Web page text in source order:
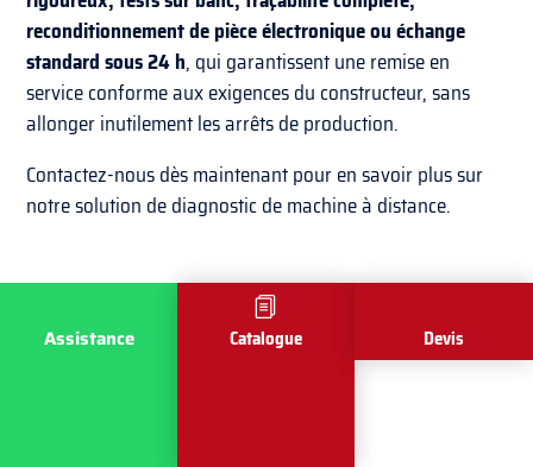
Assistance Catalogue Devis
reconditionnement de pièce électronique ou échange
standard sous 24 h, qui garantissent une remise en
service conforme aux exigences du constructeur, sans
allonger inutilement les arrêts de production.
Contactez-nous dès maintenant pour en savoir plus sur
notre solution de diagnostic de machine à distance.